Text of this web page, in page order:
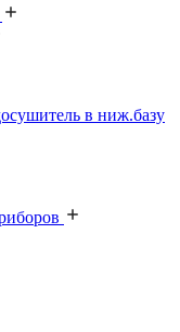
в ниж.базу